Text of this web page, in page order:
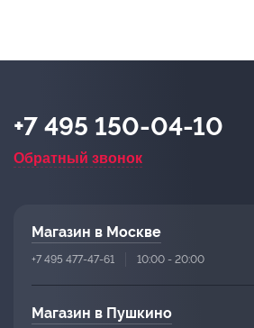
+7 495 150-04-10
Обратный звонок
Магазин в Москве
+7 495 477-47-61 10:00 - 20:00
Магазин в Пушкино